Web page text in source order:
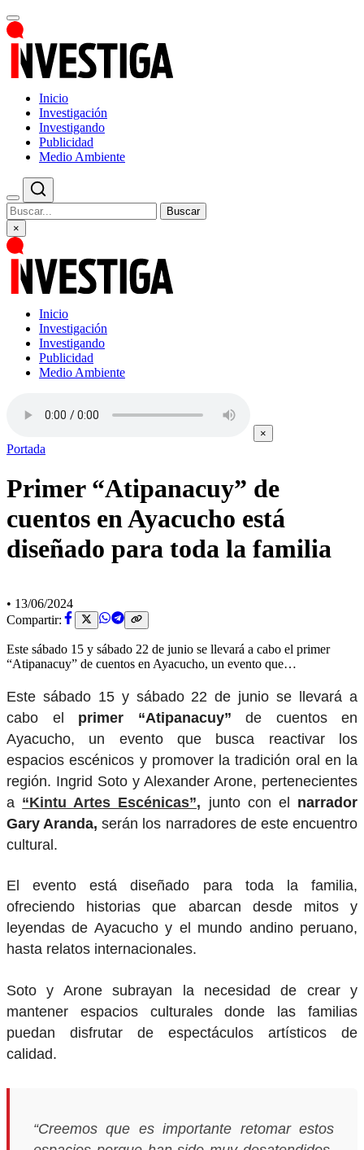
Inicio
Investigación
Investigando
Publicidad
Medio Ambiente
Buscar
×
Inicio
Investigación
Investigando
Publicidad
Medio Ambiente
×
Portada
Primer “Atipanacuy” de
cuentos en Ayacucho está
diseñado para toda la familia
• 13/06/2024
Compartir:
Este sábado 15 y sábado 22 de junio se llevará a cabo el primer
“Atipanacuy” de cuentos en Ayacucho, un evento que…
Este sábado 15 y sábado 22 de junio se llevará a
cabo el primer “Atipanacuy” de cuentos en
Ayacucho, un evento que busca reactivar los
espacios escénicos y promover la tradición oral en la
región. Ingrid Soto y Alexander Arone, pertenecientes
a “Kintu Artes Escénicas”, junto con el narrador
Gary Aranda, serán los narradores de este encuentro
cultural.
El evento está diseñado para toda la familia,
ofreciendo historias que abarcan desde mitos y
leyendas de Ayacucho y el mundo andino peruano,
hasta relatos internacionales.
Soto y Arone subrayan la necesidad de crear y
mantener espacios culturales donde las familias
puedan disfrutar de espectáculos artísticos de
calidad.
“Creemos que es importante retomar estos